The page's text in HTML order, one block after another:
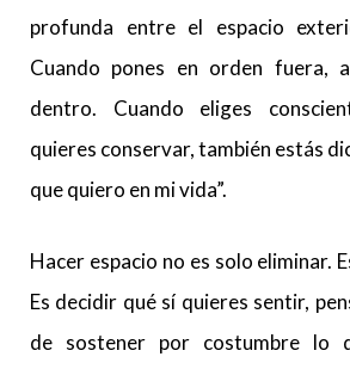
profunda entre el espacio
Cuando pones en orden fuera,
dentro. Cuando eliges
quieres conservar, también estás
que quiero en mi vida”.
Hacer espacio no es solo eliminar.
Es decidir qué sí quieres sentir,
de sostener por costumbre lo